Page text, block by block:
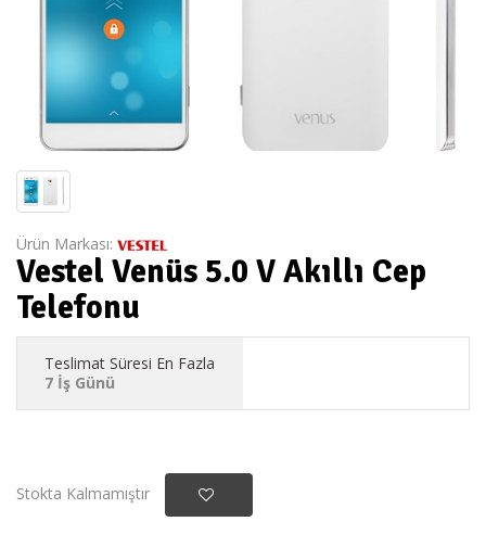
Ürün Markası:
Vestel Venüs 5.0 V Akıllı Cep
Telefonu
Teslimat Süresi En Fazla
7 İş Günü
Stokta Kalmamıştır